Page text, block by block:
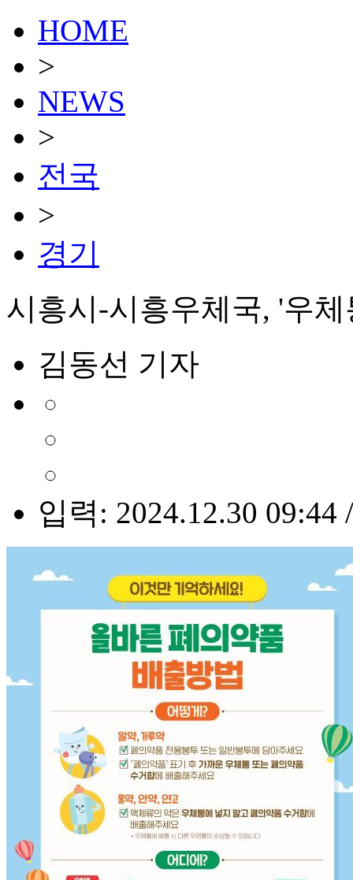
HOME
>
NEWS
>
전국
>
경기
시흥시-시흥우체국, '우
김동선 기자
입력: 2024.12.30 09:44